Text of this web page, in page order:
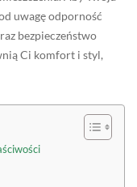
uwagę odporność
bezpieczeństwo
Ci komfort i styl,